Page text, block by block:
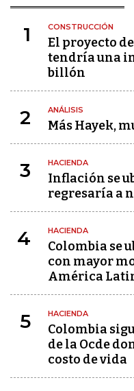
1 CONSTRUCCIÓN
El proyecto
tendría una
billón
2 ANÁLISIS
Más Hayek,
3 HACIENDA
Inflación se
regresaría a
4 HACIENDA
Colombia se
con mayor
América
5 HACIENDA
Colombia
de la Ocde
costo de vida